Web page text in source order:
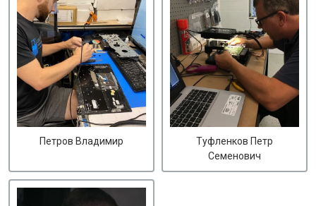
Петров Владимир
Туфленков Петр
Семенович